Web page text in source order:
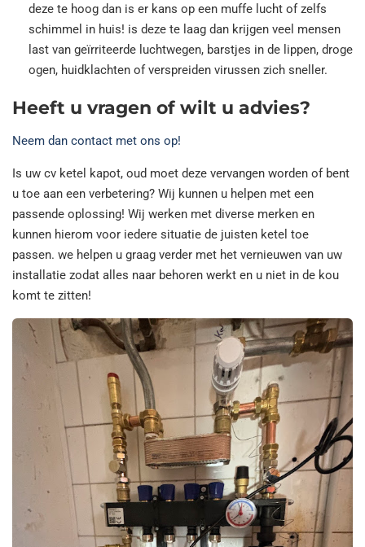
deze te hoog dan is er kans op een muffe lucht of zelfs
schimmel in huis! is deze te laag dan krijgen veel mensen
last van geïrriteerde luchtwegen, barstjes in de lippen, droge
ogen, huidklachten of verspreiden virussen zich sneller.
Heeft u vragen of wilt u advies?
Neem dan contact met ons op!
Is uw cv ketel kapot, oud moet deze vervangen worden of bent
u toe aan een verbetering? Wij kunnen u helpen met een
passende oplossing! Wij werken met diverse merken en
kunnen hierom voor iedere situatie de juisten ketel toe
passen. we helpen u graag verder met het vernieuwen van uw
installatie zodat alles naar behoren werkt en u niet in de kou
komt te zitten!